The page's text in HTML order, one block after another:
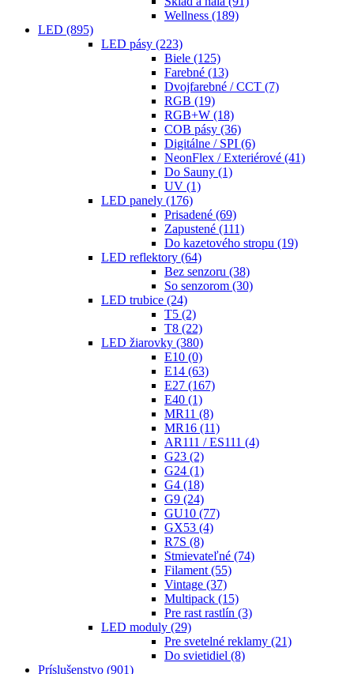
Wellness (189)
LED (895)
LED pásy (223)
Biele (125)
Farebné (13)
Dvojfarebné / CCT (7)
RGB (19)
RGB+W (18)
COB pásy (36)
Digitálne / SPI (6)
NeonFlex / Exteriérové (41)
Do Sauny (1)
UV (1)
LED panely (176)
Prisadené (69)
Zapustené (111)
Do kazetového stropu (19)
LED reflektory (64)
Bez senzoru (38)
So senzorom (30)
LED trubice (24)
T5 (2)
T8 (22)
LED žiarovky (380)
E10 (0)
E14 (63)
E27 (167)
E40 (1)
MR11 (8)
MR16 (11)
AR111 / ES111 (4)
G23 (2)
G24 (1)
G4 (18)
G9 (24)
GU10 (77)
GX53 (4)
R7S (8)
Stmievateľné (74)
Filament (55)
Vintage (37)
Multipack (15)
Pre rast rastlín (3)
LED moduly (29)
Pre svetelné reklamy (21)
Do svietidiel (8)
Príslušenstvo (901)